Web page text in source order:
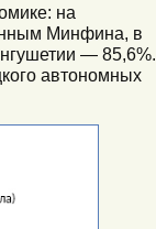
на
Минфина, в
— 85,6%.
автономных